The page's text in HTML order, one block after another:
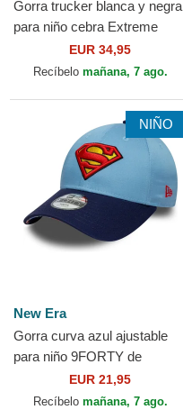
Gorra trucker blanca y negra
para niño cebra Extreme
Little Stripe The Farm de
Goorin Bros.
EUR 34,95
Recíbelo mañana, 7 ago.
NIÑO
New Era
Gorra curva azul ajustable
para niño 9FORTY de
Superman DC Comics de
New Era
EUR 21,95
Recíbelo mañana, 7 ago.